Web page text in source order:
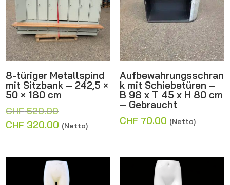
8-türiger Metallspind
mit Sitzbank – 242,5 ×
50 × 180 cm
CHF520.00Ursprünglicher
Preis
CHF 320.00 Aktueller
CHF 320.00.
(Netto)
Aufbewahrungsschran
k mit Schiebetüren –
B 98 x T 45 x H 80 cm
– Gebraucht
CHF 70.00 (Netto)